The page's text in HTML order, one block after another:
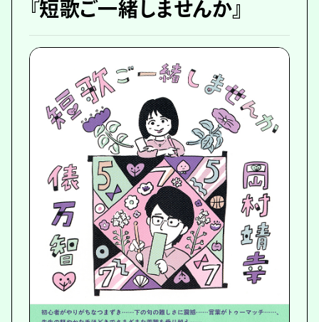
『短歌ご一緒しませんか』